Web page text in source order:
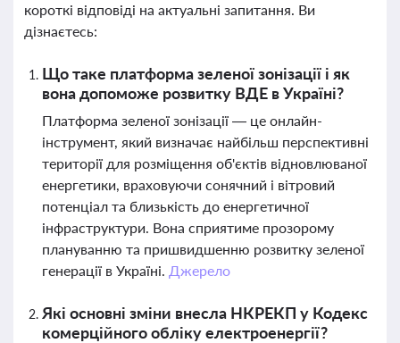
короткі відповіді на актуальні запитання. Ви
дізнаєтесь:
Що таке платформа зеленої зонізації і як
вона допоможе розвитку ВДЕ в Україні?
Платформа зеленої зонізації — це онлайн-
інструмент, який визначає найбільш перспективні
території для розміщення об'єктів відновлюваної
енергетики, враховуючи сонячний і вітровий
потенціал та близькість до енергетичної
інфраструктури. Вона сприятиме прозорому
плануванню та пришвидшенню розвитку зеленої
генерації в Україні. Джерело
Які основні зміни внесла НКРЕКП у Кодекс
комерційного обліку електроенергії?